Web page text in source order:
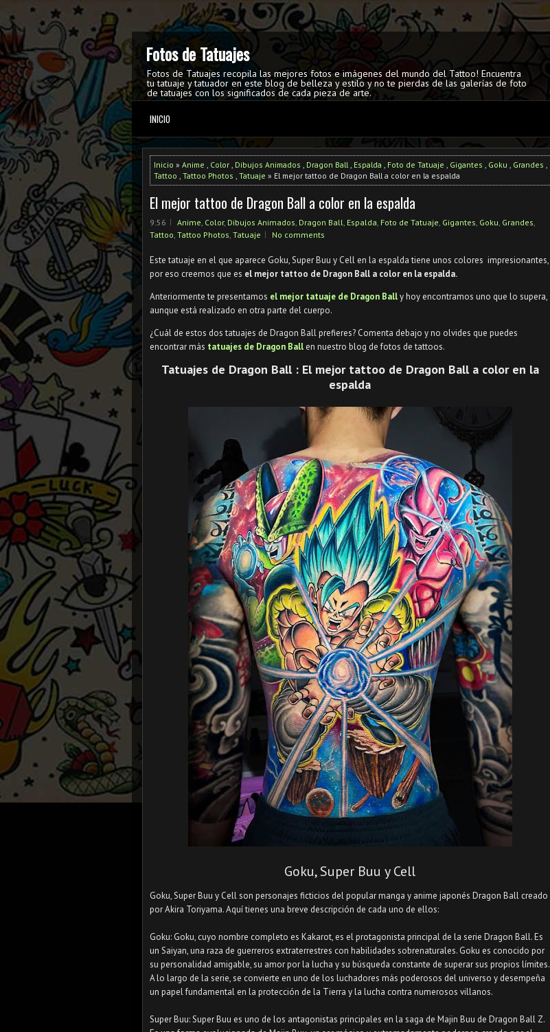
Fotos de Tatuajes
Fotos de Tatuajes recopila las mejores fotos e imágenes del mundo del Tattoo! Encuentra
tu tatuaje y tatuador en este blog de belleza y estilo y no te pierdas de las galerías de foto
de tatuajes con los significados de cada pieza de arte.
INICIO
Inicio » Anime , Color , Dibujos Animados , Dragon Ball, Espalda , Foto de Tatuaje , Gigantes , Goku , Grandes ,
Tattoo , Tattoo Photos , Tatuaje » El mejor tattoo de Dragon Ball a color en la espalda
El mejor tattoo de Dragon Ball a color en la espalda
9:56 Anime, Color, Dibujos Animados, Dragon Ball, Espalda, Foto de Tatuaje, Gigantes, Goku, Grandes,
Tattoo, Tattoo Photos, Tatuaje No comments
Este tatuaje en el que aparece Goku, Super Buu y Cell en la espalda tiene unos colores impresionantes,
por eso creemos que es el mejor tattoo de Dragon Ball a color en la espalda.
Anteriormente te presentamos el mejor tatuaje de Dragon Bally hoy encontramos uno que lo supera,
aunque está realizado en otra parte del cuerpo.
¿Cuál de estos dos tatuajes de Dragon Ball prefieres? Comenta debajo y no olvides que puedes
encontrar más tatuajes de Dragon Ball en nuestro blog de fotos de tattoos.
Tatuajes de Dragon Ball : El mejor tattoo de Dragon Ball a color en la
espalda
Goku, Super Buu y Cell
Goku, Super Buu y Cell son personajes ficticios del popular manga y anime japonés Dragon Ball creado
por Akira Toriyama. Aquí tienes una breve descripción de cada uno de ellos:
Goku: Goku, cuyo nombre completo es Kakarot, es el protagonista principal de la serie Dragon Ball. Es
un Saiyan, una raza de guerreros extraterrestres con habilidades sobrenaturales. Goku es conocido por
su personalidad amigable, su amor por la lucha y su búsqueda constante de superar sus propios límites.
A lo largo de la serie, se convierte en uno de los luchadores más poderosos del universo y desempeña
un papel fundamental en la protección de la Tierra y la lucha contra numerosos villanos.
Super Buu: Super Buu es uno de los antagonistas principales en la saga de Majin Buu de Dragon Ball Z.